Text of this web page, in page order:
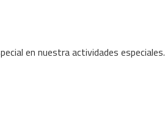
en nuestra actividades especiales.